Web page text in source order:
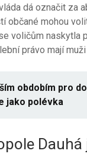
dá označit za
občané mohou
voličům naskytla
právo mají
obdobím pro
jako polévka